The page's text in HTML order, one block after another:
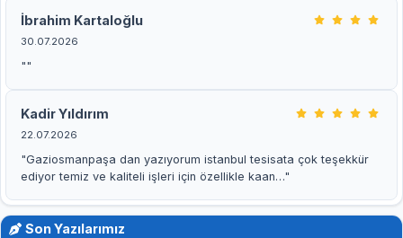
İbrahim Kartaloğlu
30.07.2026
""
Kadir Yıldırım
22.07.2026
"Gaziosmanpaşa dan yazıyorum istanbul tesisata çok teşekkür
ediyor temiz ve kaliteli işleri için özellikle kaan…"
Son Yazılarımız